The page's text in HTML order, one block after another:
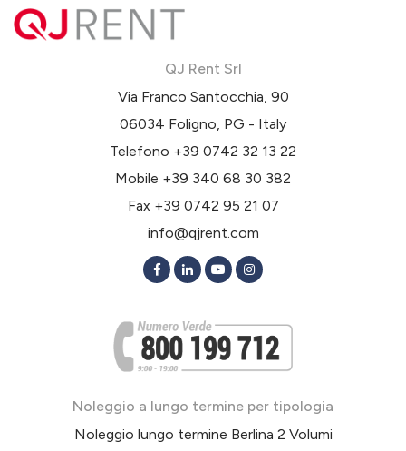
QJ Rent Srl
Via Franco Santocchia, 90
06034 Foligno, PG - Italy
Telefono +39 0742 32 13 22
Mobile +39 340 68 30 382
Fax +39 0742 95 21 07
info@qjrent.com
Noleggio a lungo termine per tipologia
Noleggio lungo termine Berlina 2 Volumi